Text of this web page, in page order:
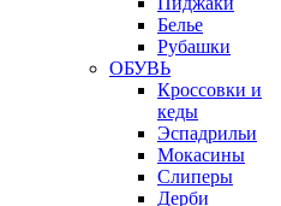
Белье
Рубашки
ОБУВЬ
Кроссовки и
кеды
Эспадрильи
Мокасины
Слиперы
Дерби